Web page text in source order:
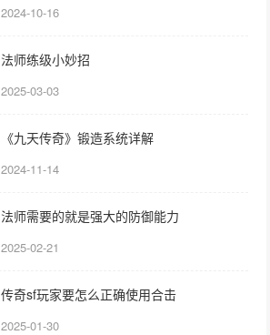
2024-10-16
法师练级小妙招
2025-03-03
《九天传奇》锻造系统详解
2024-11-14
法师需要的就是强大的防御能力
2025-02-21
传奇sf玩家要怎么正确使用合击
2025-01-30